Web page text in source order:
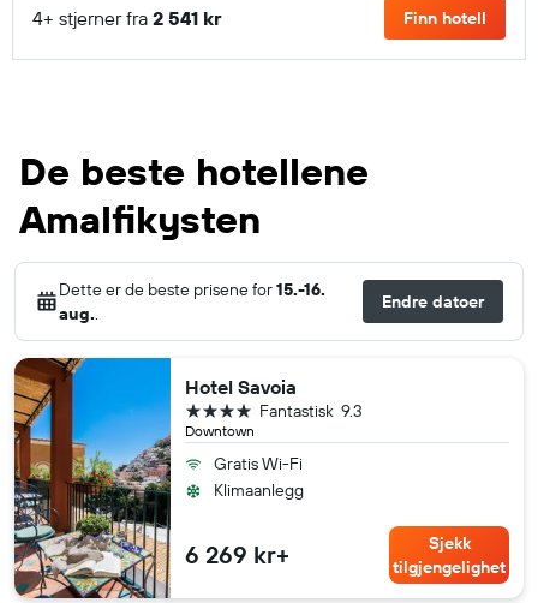
4+ stjerner fra 2 541 kr Finn hotell
De beste hotellene
Amalfikysten
Dette er de beste prisene for15.-16.
aug..
Endre datoer
Hotel Savoia
Downtown
9.3
Fantastisk
4 stjerner
Gratis Wi-Fi
Klimaanlegg
6 269 kr+
Sjekk
tilgjengelighet